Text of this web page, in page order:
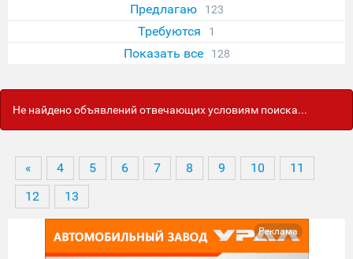
Предлагаю 123
Требуются 1
Показать все 128
Не найдено объявлений отвечающих условиям поиска...
« 4 5 6 7 8 9 10
11
12
13
Реклама